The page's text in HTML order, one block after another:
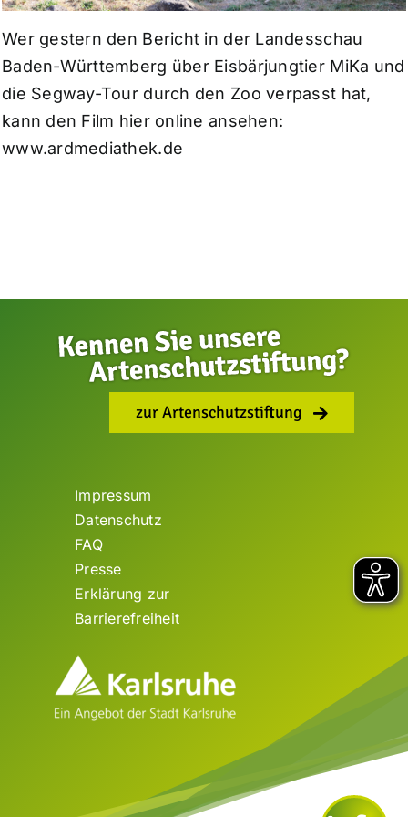
Wer gestern den Bericht in der Landesschau
Baden-Württemberg über Eisbärjungtier MiKa und
die Segway-Tour durch den Zoo verpasst hat,
kann den Film hier online ansehen:
www.ardmediathek.de
zur Artenschutzstiftung
Impressum
Datenschutz
FAQ
Presse
Erklärung zur
Barrierefreiheit